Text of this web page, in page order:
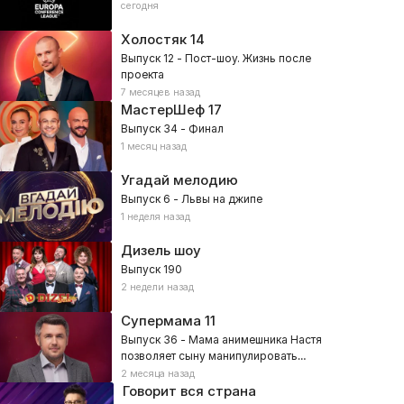
сегодня
Холостяк14
Выпуск 12 - Пост-шоу. Жизнь после
проекта
7 месяцев назад
МастерШеф17
Выпуск 34 - Финал
1 месяц назад
Угадай мелодию
Выпуск 6 - Львы на джипе
1 неделя назад
Дизель шоу
Выпуск 190
2 недели назад
Супермама 11
Выпуск 36 - Мама анимешника Настя
позволяет сыну манипулировать
собой?
2 месяца назад
Говорит вся страна